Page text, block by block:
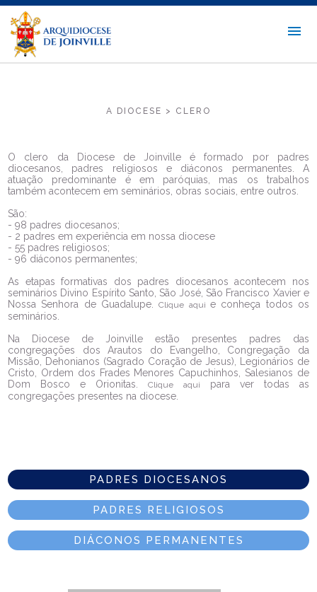
A DIOCESE > CLERO
O clero da Diocese de Joinville é formado por padres
diocesanos, padres religiosos e diáconos permanentes. A
atuação predominante é em paróquias, mas os trabalhos
também acontecem em seminários, obras sociais, entre outros.
São:
- 98 padres diocesanos;
- 2 padres em experiência em nossa diocese
- 55 padres religiosos;
- 96 diáconos permanentes;
As etapas formativas dos padres diocesanos acontecem nos
seminários Divino Espírito Santo, São José, São Francisco Xavier e
Nossa Senhora de Guadalupe.Clique aqui e conheça todos os
seminários.
Na Diocese de Joinville estão presentes padres das
congregações dos Arautos do Evangelho, Congregação da
Missão, Dehonianos (Sagrado Coração de Jesus), Legionários de
Cristo, Ordem dos Frades Menores Capuchinhos, Salesianos de
Dom Bosco e Orionitas.Clique aqui
para ver todas as
congregações presentes na diocese.
PADRES DIOCESANOS
PADRES RELIGIOSOS
DIÁCONOS PERMANENTES